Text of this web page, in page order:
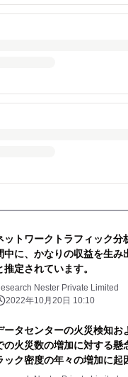
ットワークトラフィック分
中に、かなりの収益を生
推定されています。
Nester Private Limited
2022年10月20日 10:10
ータセンターの火災検知お
の火災数の増加に対する懸
ック密度の年々の増加に起